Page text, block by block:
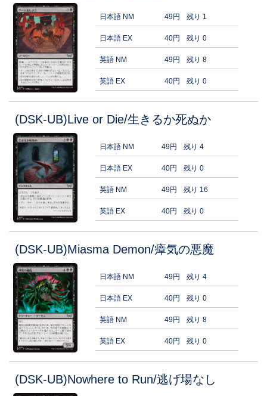
日本語 NM 49円 残り 1
日本語 EX 40円 残り 0
英語 NM 49円 残り 8
英語 EX 40円 残り 0
(DSK-UB)Live or Die/生きるか死ぬか
日本語 NM 49円 残り 4
日本語 EX 40円 残り 0
英語 NM 49円 残り 16
英語 EX 40円 残り 0
(DSK-UB)Miasma Demon/瘴気の悪魔
日本語 NM 49円 残り 4
日本語 EX 40円 残り 0
英語 NM 49円 残り 8
英語 EX 40円 残り 0
(DSK-UB)Nowhere to Run/逃げ場なし